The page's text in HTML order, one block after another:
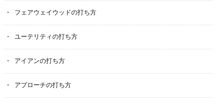
フェアウェイウッドの打ち方
ユーテリティの打ち方
アイアンの打ち方
アプローチの打ち方